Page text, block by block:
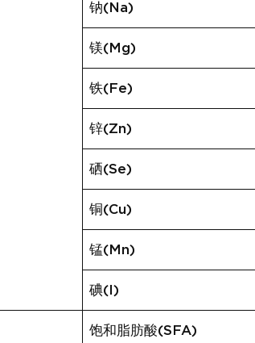
钠(Na)
镁(Mg)
铁(Fe)
锌(Zn)
硒(Se)
铜(Cu)
锰(Mn)
碘(I)
饱和脂肪酸(SFA)